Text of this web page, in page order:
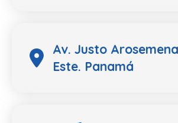
Av. Justo
Este. Panamá